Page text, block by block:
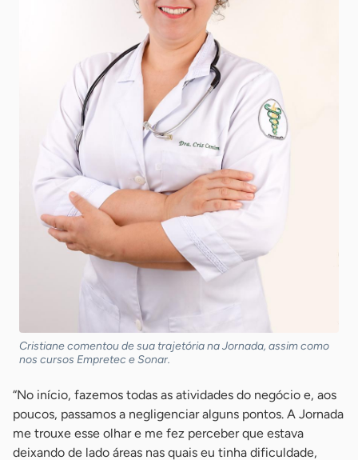
Cristiane comentou de sua trajetória na Jornada, assim como
nos cursos Empretec e Sonar.
“No início, fazemos todas as atividades do negócio e, aos
poucos, passamos a negligenciar alguns pontos. A Jornada
me trouxe esse olhar e me fez perceber que estava
deixando de lado áreas nas quais eu tinha dificuldade,